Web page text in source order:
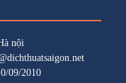
nội
09/2010